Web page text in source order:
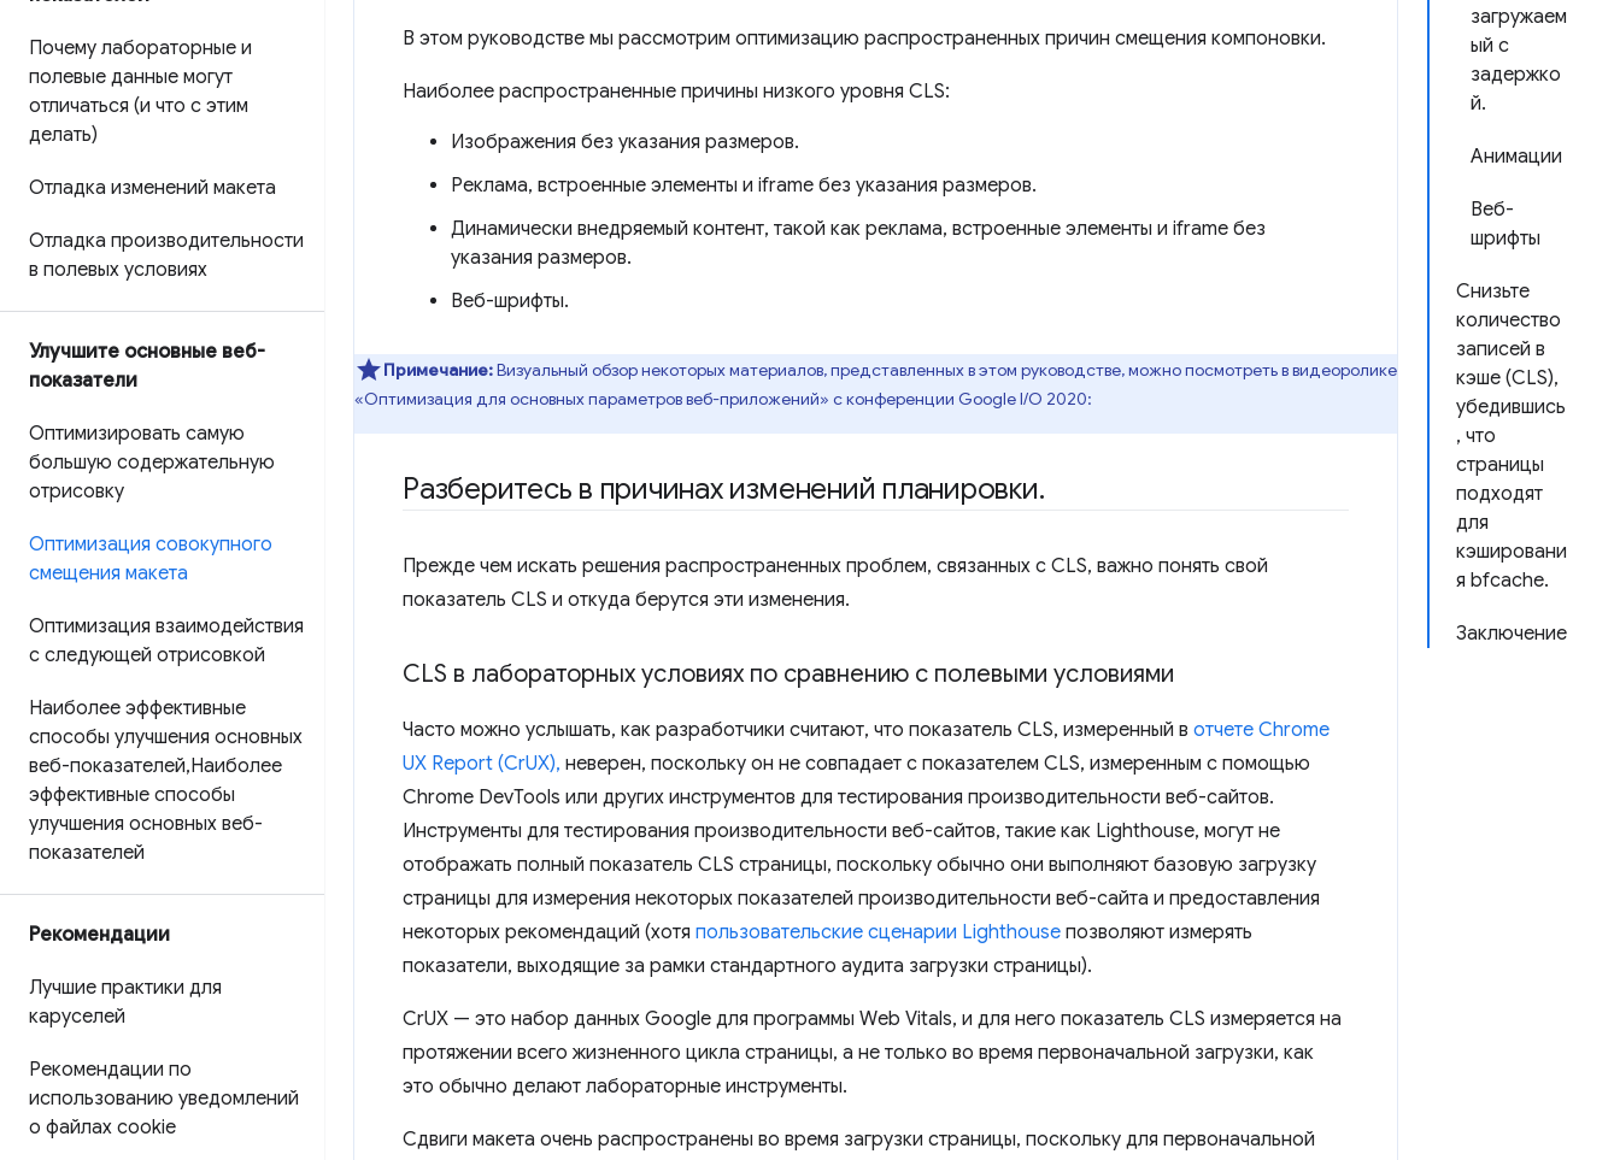
Почему лабораторные и
полевые данные могут
отличаться (и что с этим
делать)
Отладка изменений макета
Отладка производительности
в полевых условиях
Улучшите основные веб-
показатели
Оптимизировать самую
большую содержательную
отрисовку
Оптимизация совокупного
смещения макета
Оптимизация взаимодействия
с следующей отрисовкой
Наиболее эффективные
способы улучшения основных
веб-показателей,Наиболее
эффективные способы
улучшения основных веб-
показателей
Рекомендации
Лучшие практики для
каруселей
Рекомендации по
использованию уведомлений
о файлах cookie
загружаем
ый с
задержко
й.
Анимации
Веб-
шрифты
Снизьте
количество
записей в
кэше (CLS),
убедившись
, что
страницы
подходят
для
кэшировани
я bfcache.
Заключение
В этом руководстве мы рассмотрим оптимизацию распространенных причин смещения компоновки.
Наиболее распространенные причины низкого уровня CLS:
Изображения без указания размеров.
Реклама, встроенные элементы и iframe без указания размеров.
Динамически внедряемый контент, такой как реклама, встроенные элементы и iframe без
указания размеров.
Веб-шрифты.
Примечание:Визуальный обзор некоторых материалов, представленных в этом руководстве, можно посмотреть в видеоролике
«Оптимизация для основных параметров веб-приложений» с конференции Google I/O 2020:
Разберитесь в причинах изменений планировки.
Прежде чем искать решения распространенных проблем, связанных с CLS, важно понять свой
показатель CLS и откуда берутся эти изменения.
CLS в лабораторных условиях по сравнению с полевыми условиями
Часто можно услышать, как разработчики считают, что показатель CLS, измеренный в отчете Chrome
UX Report (CrUX), неверен, поскольку он не совпадает с показателем CLS, измеренным с помощью
Chrome DevTools или других инструментов для тестирования производительности веб-сайтов.
Инструменты для тестирования производительности веб-сайтов, такие как Lighthouse, могут не
отображать полный показатель CLS страницы, поскольку обычно они выполняют базовую загрузку
страницы для измерения некоторых показателей производительности веб-сайта и предоставления
некоторых рекомендаций (хотя пользовательские сценарии Lighthouse позволяют измерять
показатели, выходящие за рамки стандартного аудита загрузки страницы).
CrUX — это набор данных Google для программы Web Vitals, и для него показатель CLS измеряется на
протяжении всего жизненного цикла страницы, а не только во время первоначальной загрузки, как
это обычно делают лабораторные инструменты.
Сдвиги макета очень распространены во время загрузки страницы, поскольку для первоначальной